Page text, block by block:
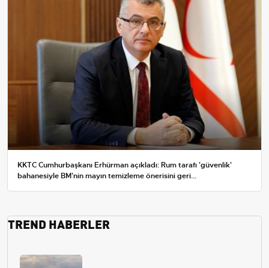
KKTC Cumhurbaşkanı Erhürman açıkladı: Rum tarafı 'güvenlik'
bahanesiyle BM'nin mayın temizleme önerisini geri...
TREND HABERLER